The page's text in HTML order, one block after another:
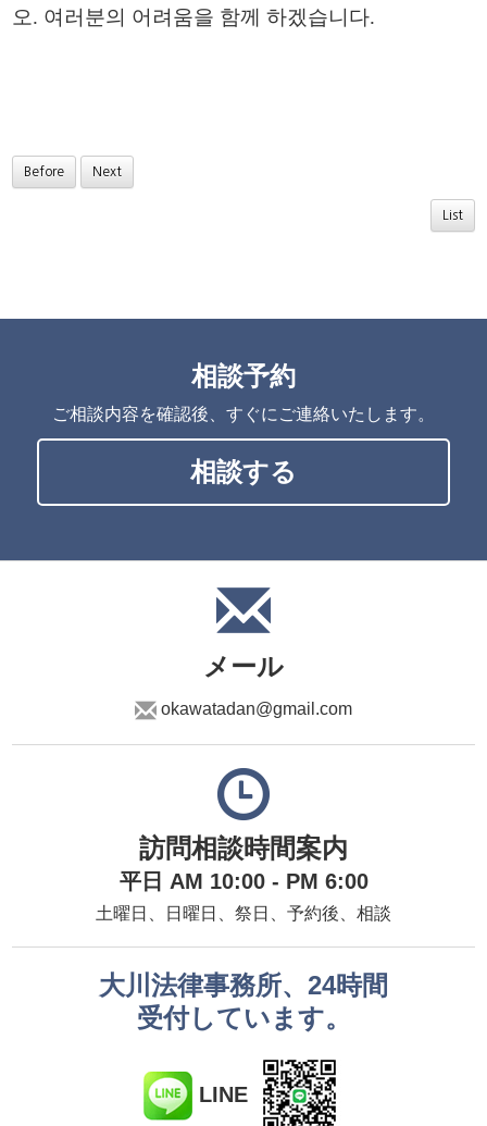
오. 여러분의 어려움을 함께 하겠습니다.
Before Next
List
相談予約
ご相談内容を確認後、すぐにご連絡いたします。
相談する
メール
okawatadan@gmail.com
訪問相談時間案内
平日 AM 10:00 - PM 6:00
土曜日、日曜日、祭日、予約後、相談
大川法律事務所、24時間
受付しています。
LINE